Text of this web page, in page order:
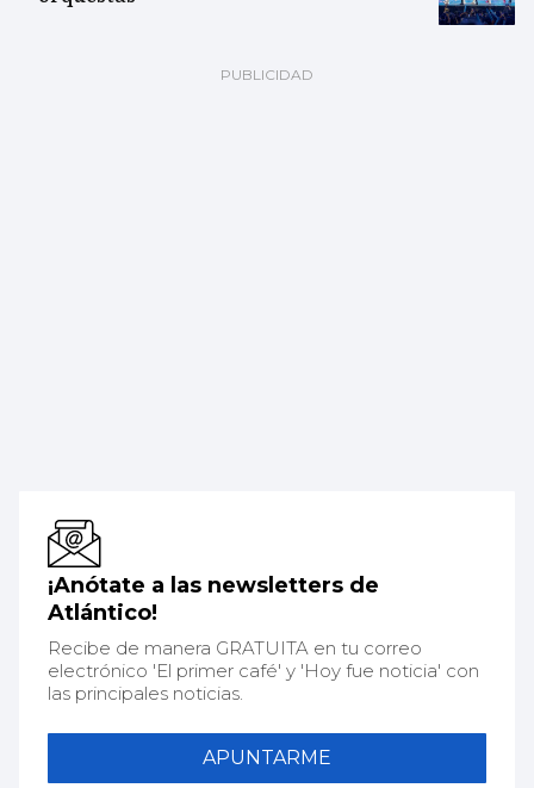
¡Anótate a las newsletters de
Atlántico!
Recibe de manera GRATUITA en tu correo
electrónico 'El primer café' y 'Hoy fue noticia' con
las principales noticias.
APUNTARME